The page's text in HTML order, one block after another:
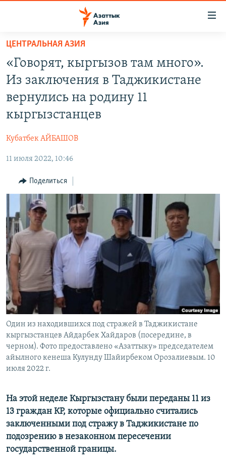
Вернуться
основному
содержанию
главной
Вернутся
КАЗАХСТАН
НОВОСТИ
ЎЗБЕКЧА
ТОҶИКӢ
TÜRKMENÇE
ПОДПИШИТЕСЬ НА НАС В СОЦСЕТЯХ
Все сайты РСЕ/РС
ЦЕНТРАЛЬНАЯ АЗИЯ
«Говорят, кыргызов там много».
Из заключения в Таджикистане
вернулись на родину 11
кыргызстанцев
Кубатбек АЙБАШОВ
11 июля 2022, 10:46
Поделиться
Один из находившихся под стражей в Таджикистане
кыргызстанцев Айдарбек Хайдаров (посередине, в
черном). Фото предоставлено «Азаттыку» председателем
айылного кенеша Кулунду Шайирбеком Орозалиевым. 10
июля 2022 г.
На этой неделе Кыргызстану были переданы 11 из
13 граждан КР, которые официально считались
заключенными под стражу в Таджикистане по
подозрению в незаконном пересечении
государственной границы.